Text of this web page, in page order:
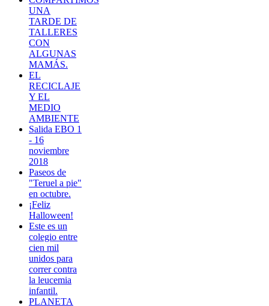
UNA
TARDE DE
TALLERES
CON
ALGUNAS
MAMÁS.
EL
RECICLAJE
Y EL
MEDIO
AMBIENTE
Salida EBO 1
- 16
noviembre
2018
Paseos de
"Teruel a pie"
en octubre.
¡Feliz
Halloween!
Este es un
colegio entre
cien mil
unidos para
correr contra
la leucemia
infantil.
PLANETA